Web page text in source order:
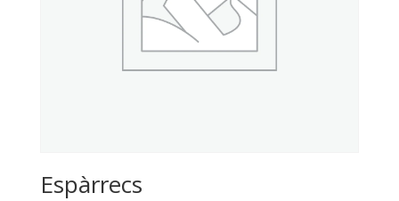
Espàrrecs